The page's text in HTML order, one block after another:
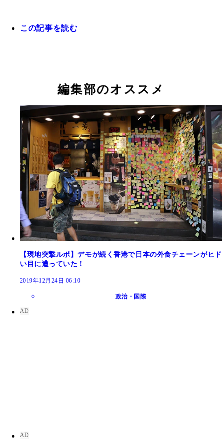
この記事を読む
編集部のオススメ
【現地突撃ルポ】デモが続く香港で日本の外食チェーンがヒド
い目に遭っていた！
2019年12月24日 06:10
政治・国際